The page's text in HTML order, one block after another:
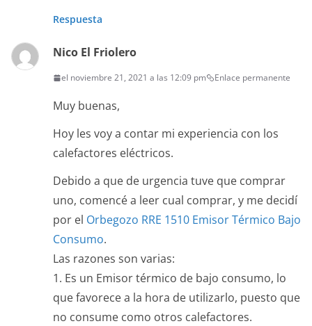
Respuesta
Nico El Friolero
el noviembre 21, 2021 a las 12:09 pm Enlace permanente
Muy buenas,
Hoy les voy a contar mi experiencia con los
calefactores eléctricos.
Debido a que de urgencia tuve que comprar
uno, comencé a leer cual comprar, y me decidí
por el Orbegozo RRE 1510 Emisor Térmico Bajo
Consumo.
Las razones son varias:
1. Es un Emisor térmico de bajo consumo, lo
que favorece a la hora de utilizarlo, puesto que
no consume como otros calefactores.